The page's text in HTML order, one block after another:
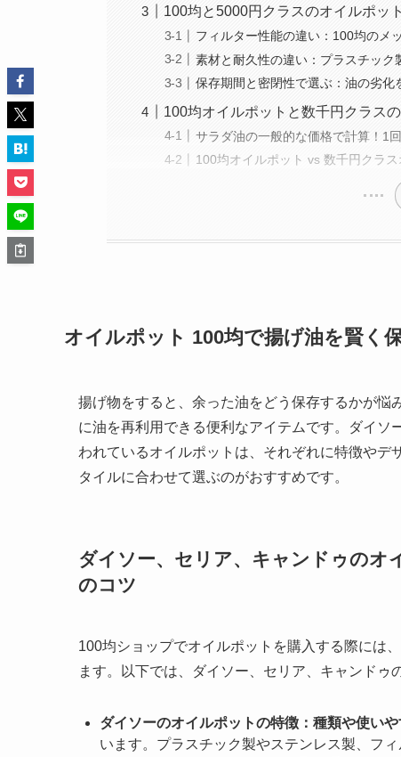
100均と5000円クラスのオイルポッ
フィルター性能の違い：100均のメ
素材と耐久性の違い：プラスチック
保存期間と密閉性で選ぶ：油の劣化
100均オイルポットと数千円クラス
サラダ油の一般的な価格で計算！1
100均オイルポット vs 数千円クラ
オイルポット 100均で揚げ油を賢く
揚げ物をすると、余った油をどう保存するかが悩
に油を再利用できる便利なアイテムです。ダイ
われているオイルポットは、それぞれに特徴やデ
タイルに合わせて選ぶのがおすすめです。
ダイソー、セリア、キャンドゥのオ
のコツ
100均ショップでオイルポットを購入する際には
ます。以下では、ダイソー、セリア、キャンドゥ
ダイソーのオイルポットの特徴：種類や使い
います。プラスチック製やステンレス製、フ